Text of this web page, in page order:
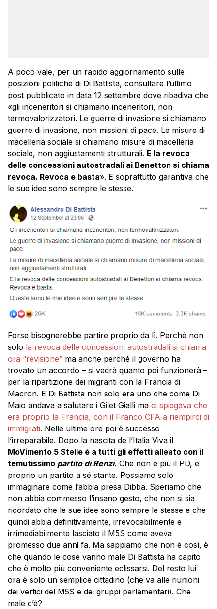
A poco vale, per un rapido aggiornamento sulle
posizioni politiche di Di Battista, consultare l’ultimo
post pubblicato in data 12 settembre dove ribadiva che
«gli inceneritori si chiamano inceneritori, non
termovalorizzatori. Le guerre di invasione si chiamano
guerre di invasione, non missioni di pace. Le misure di
macelleria sociale si chiamano misure di macelleria
sociale, non aggiustamenti strutturali. E la revoca
delle concessioni autostradali ai Benetton si chiama
revoca. Revoca e basta». E soprattutto garantiva che
le sue idee sono sempre le stesse.
Forse bisognerebbe partire proprio da lì. Perché non
solo la revoca delle concessioni autostradali si chiama
ora “revisione” ma anche perché il governo ha
trovato un accordo – si vedrà quanto poi funzionerà –
per la ripartizione dei migranti con la Francia di
Macron. E Di Battista non solo era uno che come Di
Maio andava a salutare i Gilet Gialli ma ci spiegava che
era proprio la Francia, con il Franco CFA a riempirci di
immigrati. Nelle ultime ore poi è successo
l’irreparabile. Dopo la nascita de l’Italia Viva il
MoVimento 5 Stelle è a tutti gli effetti alleato con il
temutissimo partito di Renzi. Che non è più il PD, è
proprio un partito a sé stante. Possiamo solo
immaginare come l’abbia presa Dibba. Speriamo che
non abbia commesso l’insano gesto, che non si sia
ricordato che le sue idee sono sempre le stesse e che
quindi abbia definitivamente, irrevocabilmente e
irrimediabilmente lasciato il M5S come aveva
promesso due anni fa. Ma sappiamo che non è così, è
che quando le cose vanno male Di Battista ha capito
che è molto più conveniente eclissarsi. Del resto lui
ora è solo un semplice cittadino (che va alle riunioni
dei vertici del M5S e dei gruppi parlamentari). Che
male c’è?